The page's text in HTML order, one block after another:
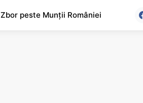
Zbor peste Munții României